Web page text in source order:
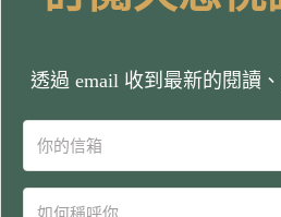
透過 email 收到最新的閱讀